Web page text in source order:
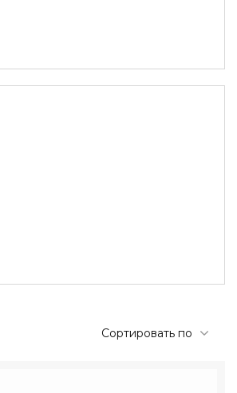
Сортировать по